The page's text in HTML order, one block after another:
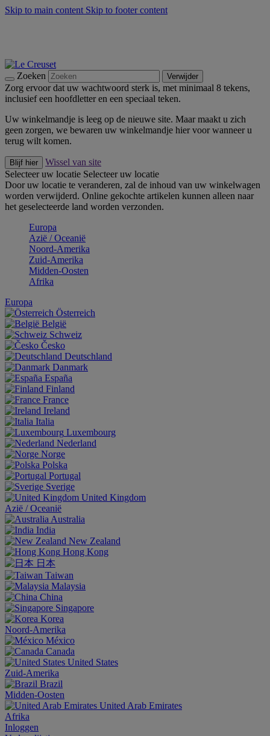
Skip to main content Skip to footer content
Zoeken Verwijder
Zorg ervoor dat uw wachtwoord sterk is, met minimaal 8 tekens,
inclusief een hoofdletter en een speciaal teken.
Uw winkelmandje is leeg op de nieuwe site. Maar maakt u zich
geen zorgen, we bewaren uw winkelmandje hier voor wanneer u
terug wilt komen.
Blijf hier
Wissel van site
Selecteer uw locatie Selecteer uw locatie
Door uw locatie te veranderen, zal de inhoud van uw winkelwagen
worden verwijderd. Online gekochte artikelen kunnen alleen naar
het geselecteerde land worden verzonden.
Europa
Aziё / Oceaniё
Noord-Amerika
Zuid-Amerika
Midden-Oosten
Afrika
Europa
Österreich
België
Schweiz
Česko
Deutschland
Danmark
España
Finland
France
Ireland
Italia
Luxembourg
Nederland
Norge
Polska
Portugal
Sverige
United Kingdom
Aziё / Oceaniё
Australia
India
New Zealand
Hong Kong
日本
Taiwan
Malaysia
China
Singapore
Korea
Noord-Amerika
México
Canada
United States
Zuid-Amerika
Brazil
Midden-Oosten
United Arab Emirates
Afrika
Inloggen